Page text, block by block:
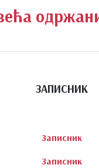
ЗАПИСНИК
Записник
Записник